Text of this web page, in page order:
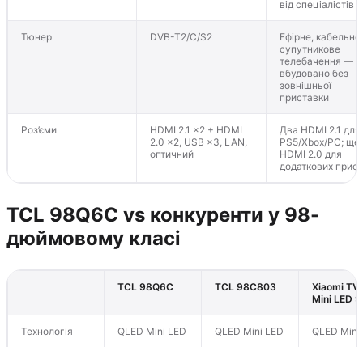
від спеціалістів
Тюнер DVB-T2/C/S2
Ефірне, кабельне
супутникове
телебачення —
вбудовано без
зовнішньої
приставки
Роз’єми
HDMI 2.1 ×2 + HDMI
2.0 ×2, USB ×3, LAN,
оптичний
Два HDMI 2.1 для
PS5/Xbox/PC; ще
HDMI 2.0 для
додаткових
TCL 98Q6C vs конкуренти у 98-
дюймовому класі
TCL 98Q6C TCL 98C803
Xiaomi TV
Mini LED
Технологія QLED Mini LED QLED Mini LED QLED Mini